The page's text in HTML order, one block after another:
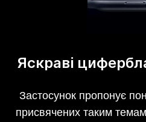
Яскраві
Застосунок пропонує
присвячених таким